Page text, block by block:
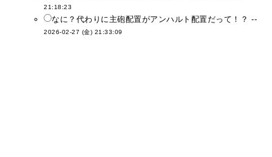
21:18:23
なに？代わりに主砲配置がアンハルト配置だって！？ --
2026-02-27 (金) 21:33:09